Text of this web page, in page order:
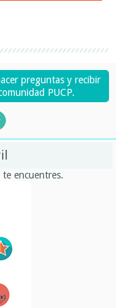
preguntas y recibir
PUCP.
te encuentres.